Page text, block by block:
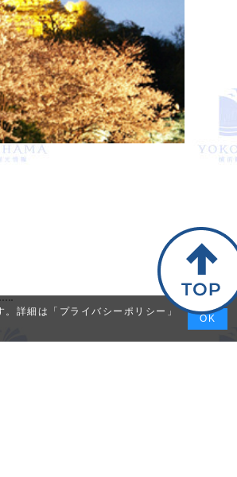
詳細は「 プライバシーポリシー 」
OK